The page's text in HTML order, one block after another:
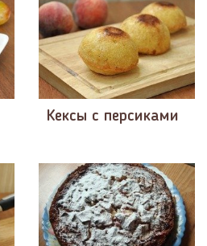
Кексы с персиками